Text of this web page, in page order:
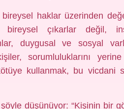
haklar üzerinden
bireysel çıkarlar değil,
duygusal ve sosyal
sorumluluklarını
kullanmak, bu vicdani
düşünüyor: “Kişinin bir